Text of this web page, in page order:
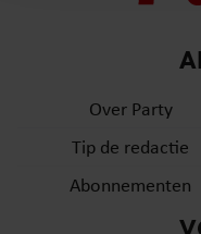
informatie over uw
partners voor social
informatie die u aan
gaat akkoord met
gebruiken.
Over Party
Tip de redactie
Abonnementen